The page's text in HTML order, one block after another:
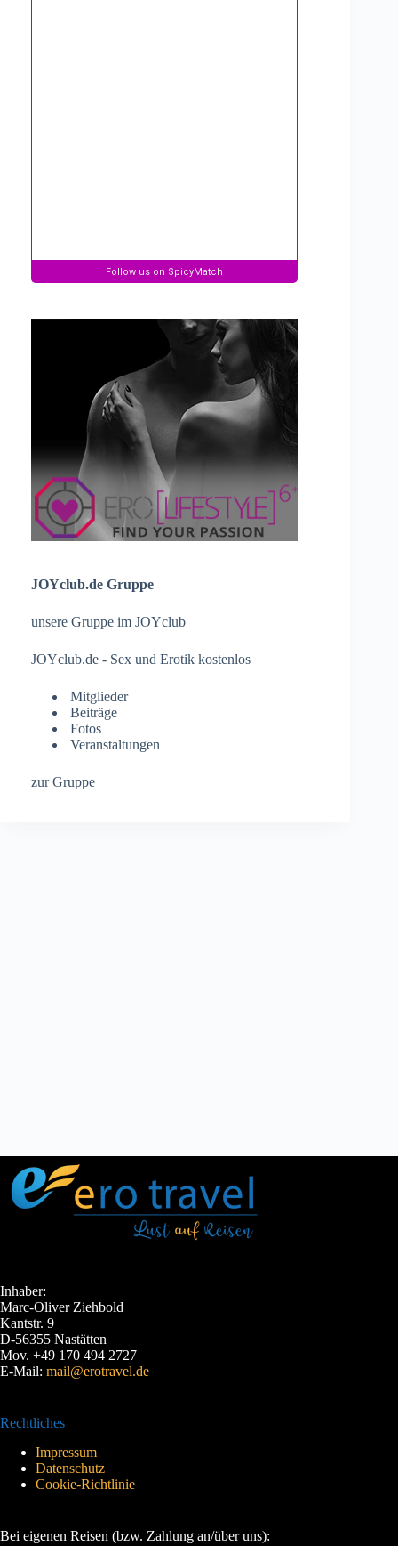
JOYclub.de Gruppe
unsere Gruppe im JOYclub
JOYclub.de - Sex und Erotik kostenlos
Mitglieder
Beiträge
Fotos
Veranstaltungen
zur Gruppe
Inhaber:
Marc-Oliver Ziehbold
Kantstr. 9
D-56355 Nastätten
Mov. +49 170 494 2727
E-Mail: mail@erotravel.de
Rechtliches
Impressum
Datenschutz
Cookie-Richtlinie
Bei eigenen Reisen (bzw. Zahlung an/über uns):